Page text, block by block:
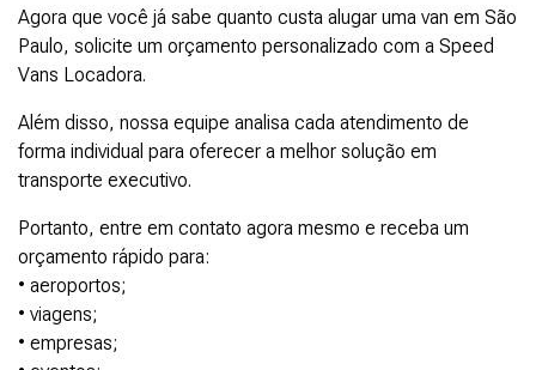
Agora que você já sabe quanto custa alugar uma van em São
Paulo, solicite um orçamento personalizado com a Speed
Vans Locadora.
Além disso, nossa equipe analisa cada atendimento de
forma individual para oferecer a melhor solução em
transporte executivo.
Portanto, entre em contato agora mesmo e receba um
orçamento rápido para:
• aeroportos;
• viagens;
• empresas;